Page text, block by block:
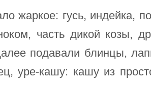
жаркое: гусь, индейка,
часть дикой козы,
подавали блинцы,
уре-кашу: кашу из